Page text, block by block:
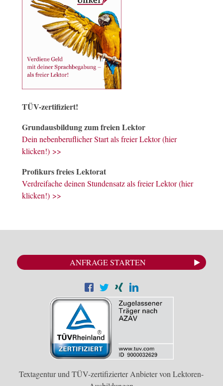
TÜV-zertifiziert!
Grundausbildung zum freien Lektor
Dein nebenberuflicher Start als freier Lektor (hier
klicken!) >>
Profikurs freies Lektorat
Verdreifache deinen Stundensatz als freier Lektor (hier
klicken!) >>
ANFRAGE STARTEN
Textagentur und TÜV-zertifizierter Anbieter von Lektoren-